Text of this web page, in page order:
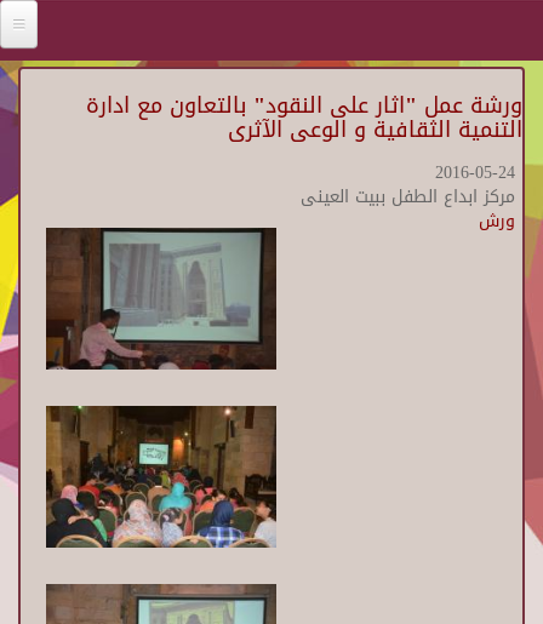
ورشة عمل "اثار على النقود" بالتعاون مع ادارة
التنمية الثقافية و الوعى الآثرى
2016-05-24
مركز ابداع الطفل ببيت العينى
ورش